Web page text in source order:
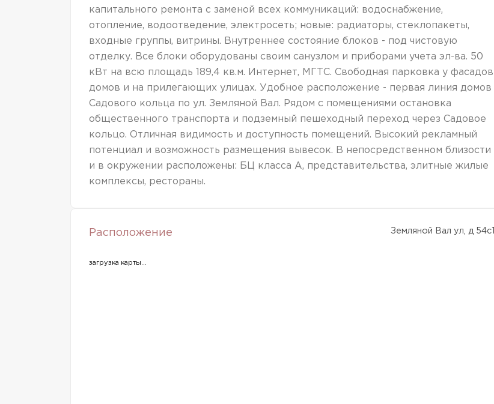
капитального ремонта с заменой всех коммуникаций: водоснабжение,
отопление, водоотведение, электросеть; новые: радиаторы, стеклопакеты,
входные группы, витрины. Внутреннее состояние блоков - под чистовую
отделку. Все блоки оборудованы своим санузлом и приборами учета эл-ва. 50
кВт на всю площадь 189,4 кв.м. Интернет, МГТС. Свободная парковка у фасадов
домов и на прилегающих улицах. Удобное расположение - первая линия домов
Садового кольца по ул. Земляной Вал. Рядом с помещениями остановка
общественного транспорта и подземный пешеходный переход через Садовое
кольцо. Отличная видимость и доступность помещений. Высокий рекламный
потенциал и возможность размещения вывесок. В непосредственном близости
и в окружении расположены: БЦ класса А, представительства, элитные жилые
комплексы, рестораны.
Расположение Земляной Вал ул, д 54с1
загрузка карты...